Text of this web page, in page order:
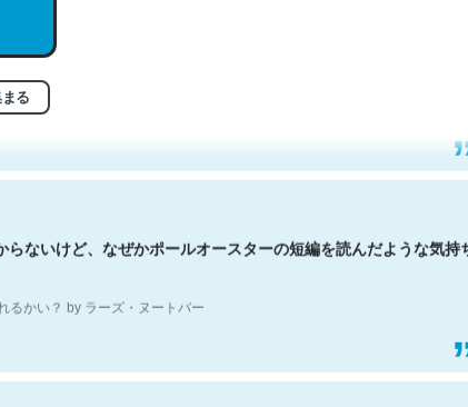
る
もクレバーなんだろうなと凄く思う。英語少しでも読める人は原文
流れ好き。Let’s Fucking Go. Then Covid hit. Shit.
かい？ by ラーズ・ヌートバー
らないけど、なぜかポールオースターの短編を読んだような気持ち
かい？ by ラーズ・ヌートバー